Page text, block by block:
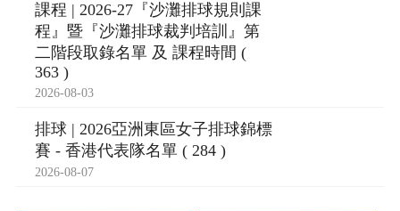
課程 | 2026-27『沙灘排球規則課
程』暨『沙灘排球裁判培訓』第
二階段取錄名單 及 課程時間 (
363 )
2026-08-03
排球 | 2026亞洲東區女子排球錦標
賽 - 香港代表隊名單 ( 284 )
2026-08-07